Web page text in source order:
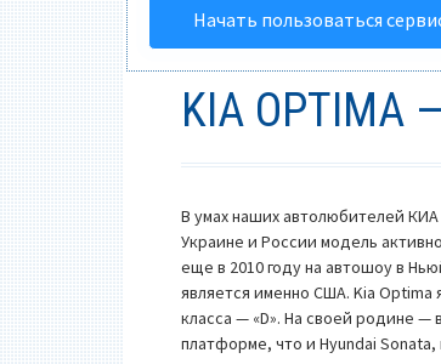
Начать пользоваться
KIA
В умах наших автолюбителей
Украине и России модель
еще в 2010 году на автошоу в
является именно США. Kia
класса — «D». На своей родине
платформе, что и Hyundai